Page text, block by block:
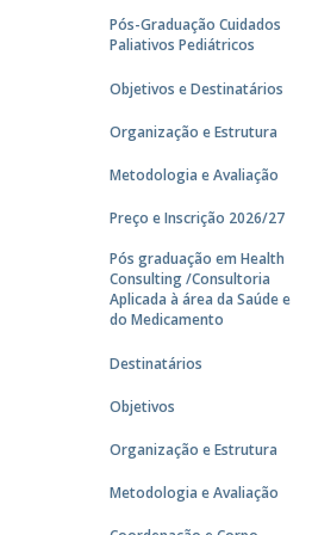
Pós-Graduação Cuidados
Paliativos Pediátricos
Objetivos e Destinatários
Organização e Estrutura
Metodologia e Avaliação
Preço e Inscrição 2026/27
Pós graduação em Health
Consulting /Consultoria
Aplicada à área da Saúde e
do Medicamento
Destinatários
Objetivos
Organização e Estrutura
Metodologia e Avaliação